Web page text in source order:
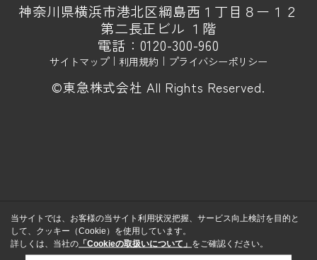
神奈川県横浜市港北区綱島西１丁目８ー１２
第二長正ビル １階
電話： 0120-300-960
サイトマップ｜ 利用規約 ｜ プライバシーポリシー
©東急株式会社 All Rights Reserved.
当サイトでは、お客様の当サイト利用状況把握、サービス向上検討を目的と
して、クッキー（Cookie）を使用しています。
詳しくは、当社の 「Cookieの取扱いについて」 をご確認ください。